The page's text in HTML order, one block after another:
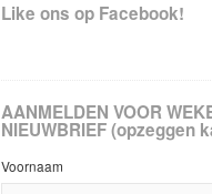
Like ons op Facebook!
AANMELDEN VOOR
NIEUWBRIEF (opzeggen
Voornaam